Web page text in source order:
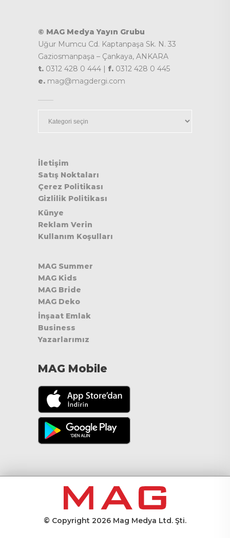
© MAG Medya Yayın Grubu
Uğur Mumcu Cd. Kaptanpaşa Sk. N. 33
Gaziosmanpaşa – Çankaya, ANKARA
t. 0312 428 0 444 | f. 0312 428 0 445
e. mag@magdergi.com
İletişim
Satış Noktaları
Çerez Politikası
Gizlilik Politikası
Künye
Reklam Verin
Kullanım Koşulları
MAG Summer
MAG Kids
MAG Bride
MAG Deko
İnşaat Emlak
Business
Yazarlarımız
MAG Mobile
© Copyright 2026 Mag Medya Ltd. Şti.